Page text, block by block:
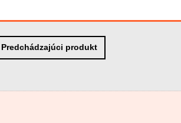
Predchádzajúci produkt